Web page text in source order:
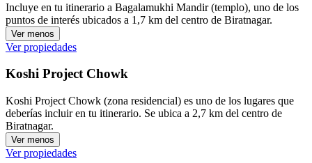
Incluye en tu itinerario a Bagalamukhi Mandir (templo), uno de los
puntos de interés ubicados a 1,7 km del centro de Biratnagar.
Ver menos
Ver propiedades
Koshi Project Chowk
Koshi Project Chowk (zona residencial) es uno de los lugares que
deberías incluir en tu itinerario. Se ubica a 2,7 km del centro de
Biratnagar.
Ver menos
Ver propiedades